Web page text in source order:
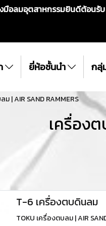
มือลมอุตสาหกรรมยินดีต้อนรับ
ยี่ห้อชั้นนำ กลุ่
ม | AIR SAND RAMMERS
เครื่องต
T-6 เครื่องตบดินลม
TOKU เครื่องตบลม | AIR